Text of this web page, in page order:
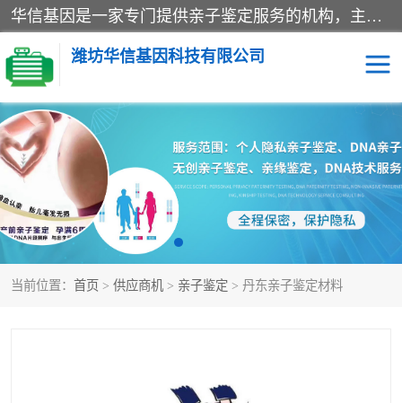
华信基因是一家专门提供亲子鉴定服务的机构，主要业务：济南亲子鉴定、临沂亲子鉴定、菏泽亲子鉴定、淄博亲子鉴定、青岛亲子鉴定、日照亲子鉴定、临朐亲子鉴定、寿光亲子鉴定等，联合广州、上海、北京、深圳、杭州、武汉、成都、合肥、贵阳、沈阳等地区有法医物证鉴定机构及基因检测公司，为国内外客户提供便捷的DNA鉴定服务。
潍坊华信基因科技有限公司
当前位置： 首页 > 供应商机 > 亲子鉴定 > 丹东亲子鉴定材料
亲子鉴定 DNA亲子鉴定
隐私亲子鉴定 无创亲子鉴定
孕期亲子鉴定